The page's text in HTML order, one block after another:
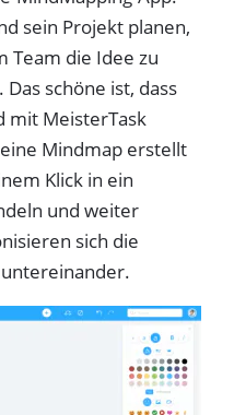
sein Projekt planen,
Team die Idee zu
schöne ist, dass
mit MeisterTask
Mindmap erstellt
Klick in ein
und weiter
sich die